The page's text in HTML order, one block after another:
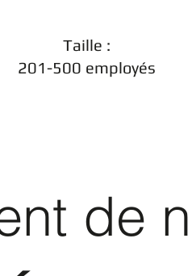
Taille :
201-500 employés
de